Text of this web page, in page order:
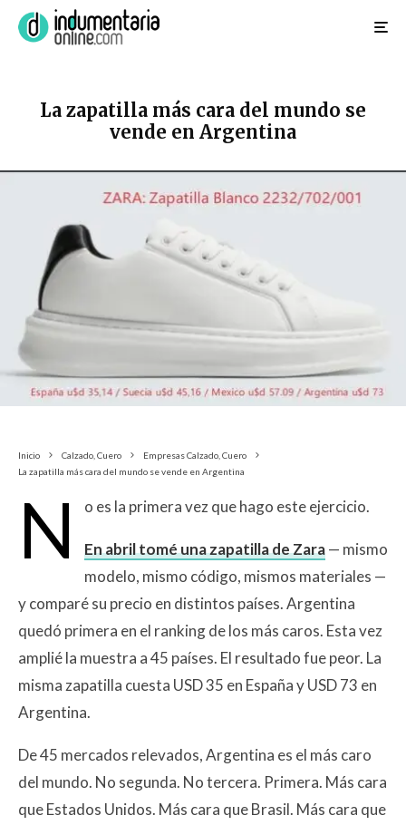
La zapatilla más cara del mundo se
vende en Argentina
Inicio Calzado, Cuero
Empresas Calzado, Cuero
La zapatilla más cara del mundo se vende en Argentina
N o es la primera vez que hago este ejercicio.
En abril tomé una zapatilla de Zara— mismo
modelo, mismo código, mismos materiales —
y comparé su precio en distintos países. Argentina
quedó primera en el ranking de los más caros. Esta vez
amplié la muestra a 45 países. El resultado fue peor. La
misma zapatilla cuesta USD 35 en España y USD 73 en
Argentina.
De 45 mercados relevados, Argentina es el más caro
del mundo. No segunda. No tercera. Primera. Más cara
que Estados Unidos. Más cara que Brasil. Más cara que